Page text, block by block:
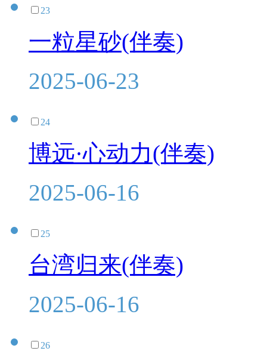
23
一粒星砂(伴奏)
2025-06-23
24
博远·心动力(伴奏)
2025-06-16
25
台湾归来(伴奏)
2025-06-16
26